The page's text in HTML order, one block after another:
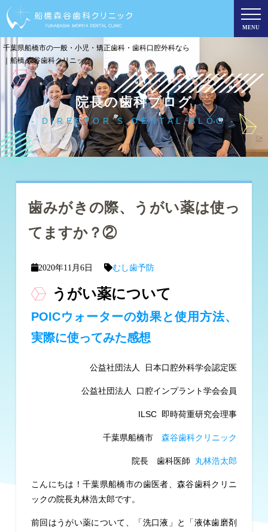
MENU
千葉県船橋市の一般・小児・矯正歯科・歯科口腔外科なら
｜船橋 森谷歯科クリニック
院長の歯科ブログ
DIRECTOR'S DENTAL BLOG
歯みがきの際、うがい薬は使っ
てますか？②
2020年11月6日 むし歯予防
うがい薬について
POICウォーターの効果と使用方法、
実際に使ってみた感想
公益社団法人 日本口腔外科学会認定医
公益社団法人 口腔インプラント学会会員
ILSC 即時荷重研究会理事
千葉県船橋市森谷歯科クリニック
院長 歯科医師 丸林浩太郎
こんにちは！千葉県船橋市の歯医者、森谷歯科クリニ
ックの院長丸林浩太郎です。
前回はうがい薬について、「洗口液」と「液体歯磨剤